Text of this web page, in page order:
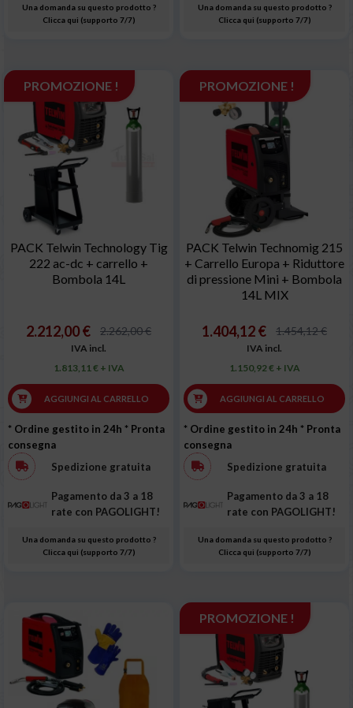
Una domanda su questo prodotto ?
Clicca qui (supporto 7/7)
Una domanda su questo prodotto ?
Clicca qui (supporto 7/7)
PROMOZIONE !
PACK Telwin Technology Tig
222 ac-dc + carrello +
Bombola 14L
2.212,00 € 2.262,00 €
IVA incl.
1.813,11 € + IVA
AGGIUNGI AL CARRELLO
* Ordine gestito in 24h * Pronta
consegna
Spedizione gratuita
Pagamento da 3 a 18
rate con PAGOLIGHT!
Una domanda su questo prodotto ?
Clicca qui (supporto 7/7)
PROMOZIONE !
PACK Telwin Technomig 215
+ Carrello Europa + Riduttore
di pressione Mini + Bombola
14L MIX
1.404,12 € 1.454,12 €
IVA incl.
1.150,92 € + IVA
AGGIUNGI AL CARRELLO
* Ordine gestito in 24h * Pronta
consegna
Spedizione gratuita
Pagamento da 3 a 18
rate con PAGOLIGHT!
Una domanda su questo prodotto ?
Clicca qui (supporto 7/7)
PROMOZIONE !